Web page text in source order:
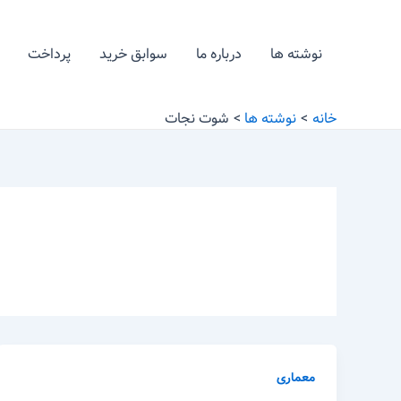
نوشته ها درباره ما سوابق خرید پرداخت
خانه نوشته ها شوت نجات
معماری